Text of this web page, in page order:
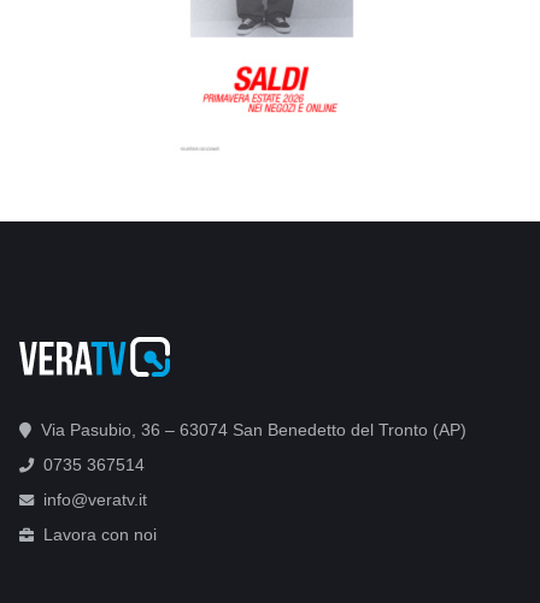
Via Pasubio, 36 – 63074 San Benedetto del Tronto (AP)
0735 367514
info@veratv.it
Lavora con noi